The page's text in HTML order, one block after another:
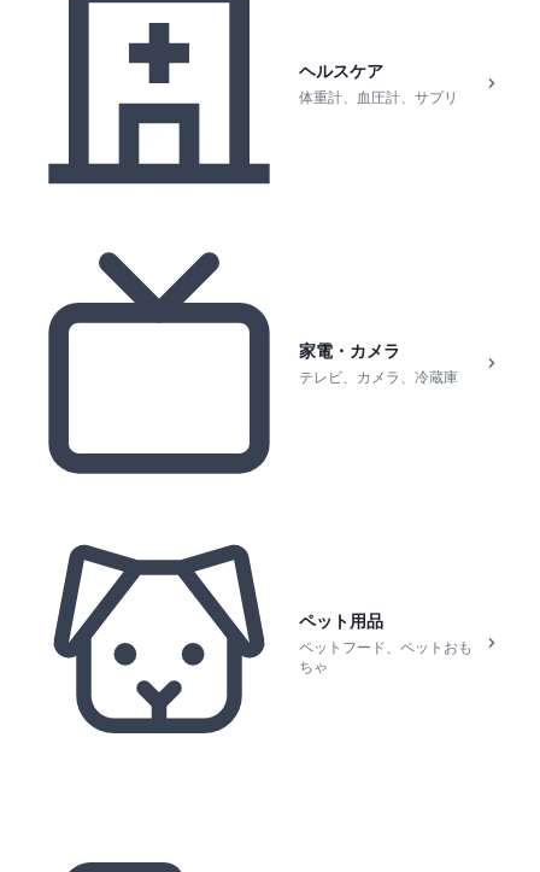
ヘルスケア
体重計、血圧計、サプリ
家電・カメラ
テレビ、カメラ、冷蔵庫
ペット用品
ペットフード、ペットおも
ちゃ